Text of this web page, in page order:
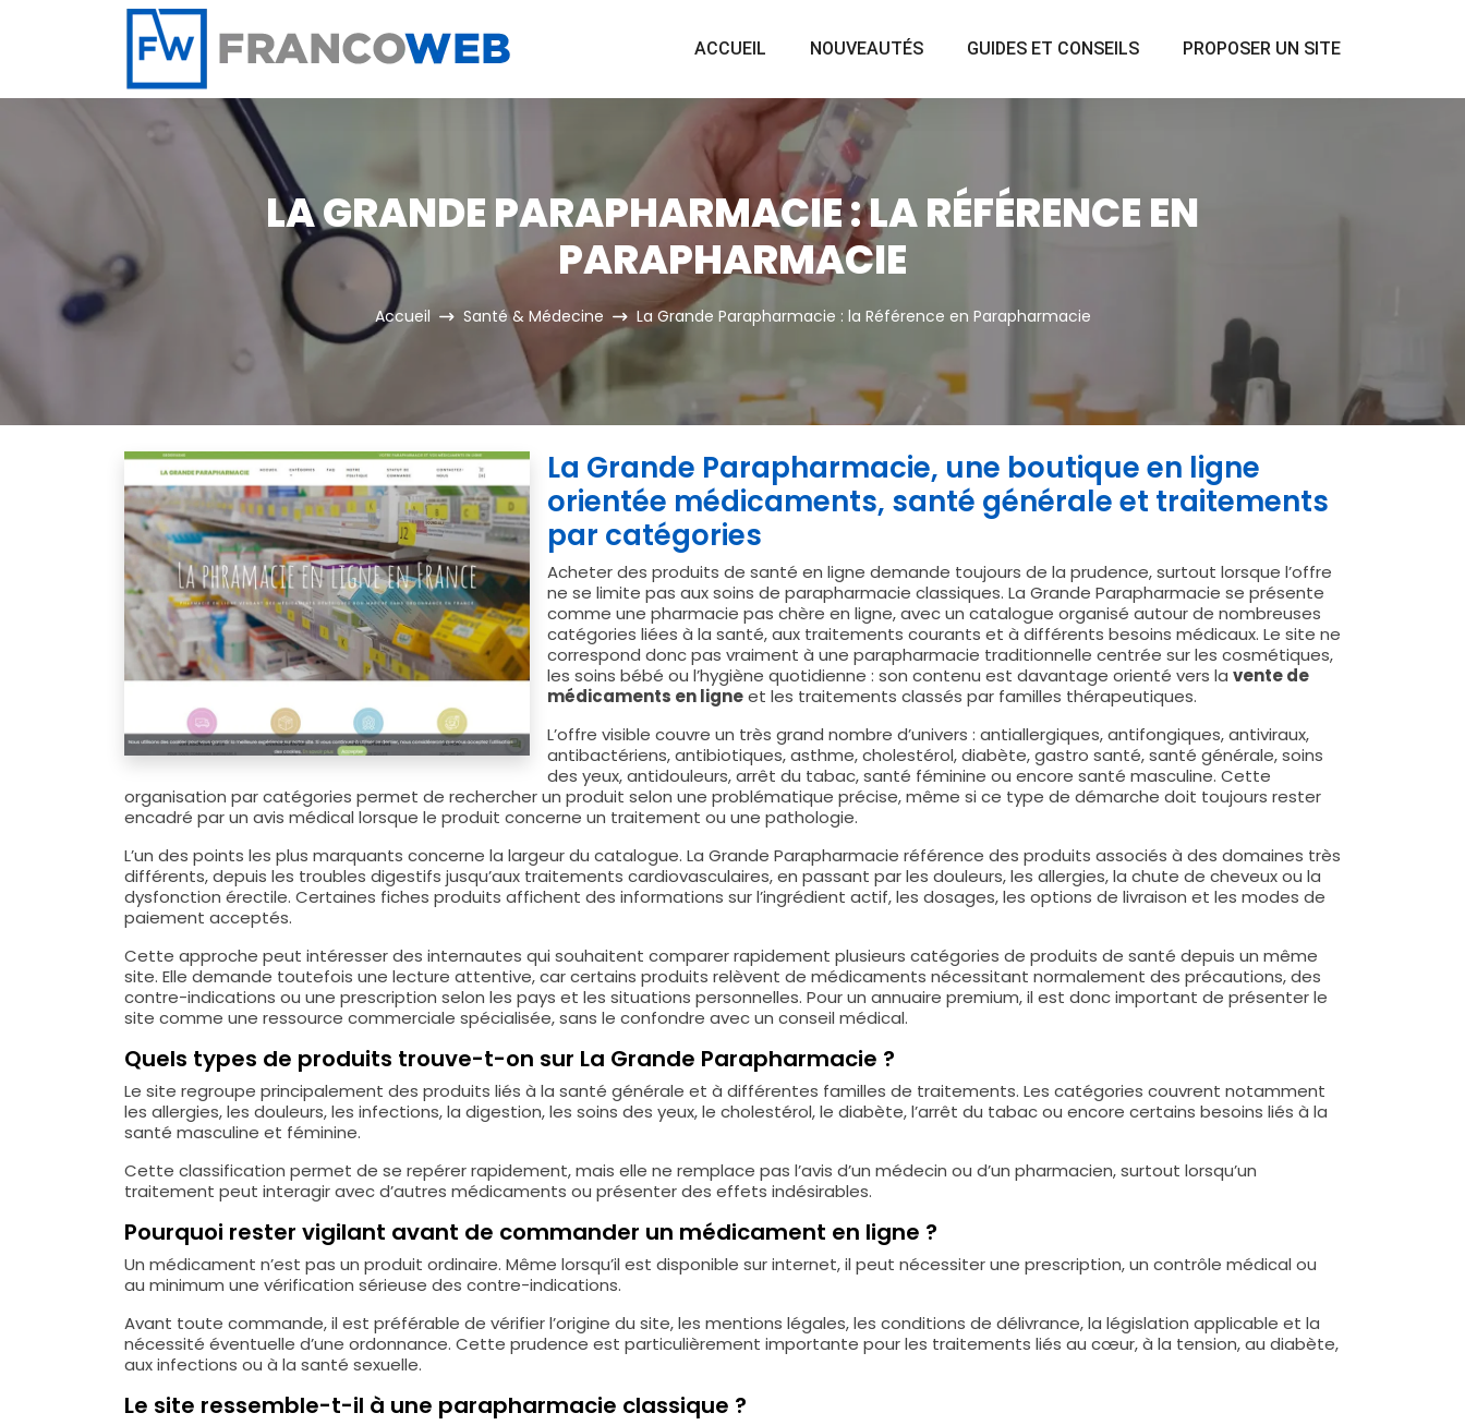
Panneau de gestion des cookies
ACCUEIL NOUVEAUTÉS GUIDES ET CONSEILS PROPOSER UN SITE
LA GRANDE PARAPHARMACIE : LA RÉFÉRENCE EN
PARAPHARMACIE
Accueil Santé & Médecine La Grande Parapharmacie : la Référence en Parapharmacie
La Grande Parapharmacie, une boutique en ligne
orientée médicaments, santé générale et traitements
par catégories
Acheter des produits de santé en ligne demande toujours de la prudence, surtout lorsque l’offre
ne se limite pas aux soins de parapharmacie classiques. La Grande Parapharmacie se présente
comme une pharmacie pas chère en ligne, avec un catalogue organisé autour de nombreuses
catégories liées à la santé, aux traitements courants et à différents besoins médicaux. Le site ne
correspond donc pas vraiment à une parapharmacie traditionnelle centrée sur les cosmétiques,
les soins bébé ou l’hygiène quotidienne : son contenu est davantage orienté vers la vente de
médicaments en ligneet les traitements classés par familles thérapeutiques.
L’offre visible couvre un très grand nombre d’univers : antiallergiques, antifongiques, antiviraux,
antibactériens, antibiotiques, asthme, cholestérol, diabète, gastro santé, santé générale, soins
des yeux, antidouleurs, arrêt du tabac, santé féminine ou encore santé masculine. Cette
organisation par catégories permet de rechercher un produit selon une problématique précise, même si ce type de démarche doit toujours rester
encadré par un avis médical lorsque le produit concerne un traitement ou une pathologie.
L’un des points les plus marquants concerne la largeur du catalogue. La Grande Parapharmacie référence des produits associés à des domaines très
différents, depuis les troubles digestifs jusqu’aux traitements cardiovasculaires, en passant par les douleurs, les allergies, la chute de cheveux ou la
dysfonction érectile. Certaines fiches produits affichent des informations sur l’ingrédient actif, les dosages, les options de livraison et les modes de
paiement acceptés.
Cette approche peut intéresser des internautes qui souhaitent comparer rapidement plusieurs catégories de produits de santé depuis un même
site. Elle demande toutefois une lecture attentive, car certains produits relèvent de médicaments nécessitant normalement des précautions, des
contre-indications ou une prescription selon les pays et les situations personnelles. Pour un annuaire premium, il est donc important de présenter le
site comme une ressource commerciale spécialisée, sans le confondre avec un conseil médical.
Quels types de produits trouve-t-on sur La Grande Parapharmacie ?
Le site regroupe principalement des produits liés à la santé générale et à différentes familles de traitements. Les catégories couvrent notamment
les allergies, les douleurs, les infections, la digestion, les soins des yeux, le cholestérol, le diabète, l’arrêt du tabac ou encore certains besoins liés à la
santé masculine et féminine.
Cette classification permet de se repérer rapidement, mais elle ne remplace pas l’avis d’un médecin ou d’un pharmacien, surtout lorsqu’un
traitement peut interagir avec d’autres médicaments ou présenter des effets indésirables.
Pourquoi rester vigilant avant de commander un médicament en ligne ?
Un médicament n’est pas un produit ordinaire. Même lorsqu’il est disponible sur internet, il peut nécessiter une prescription, un contrôle médical ou
au minimum une vérification sérieuse des contre-indications.
Avant toute commande, il est préférable de vérifier l’origine du site, les mentions légales, les conditions de délivrance, la législation applicable et la
nécessité éventuelle d’une ordonnance. Cette prudence est particulièrement importante pour les traitements liés au cœur, à la tension, au diabète,
aux infections ou à la santé sexuelle.
Le site ressemble-t-il à une parapharmacie classique ?